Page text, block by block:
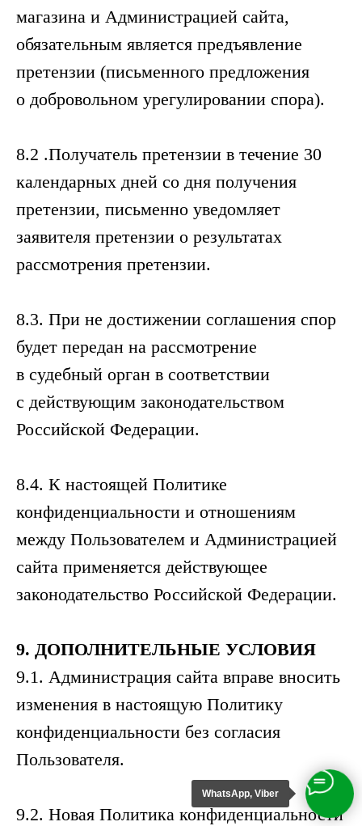
магазина и Администрацией сайта,
обязательным является предъявление
претензии (письменного предложения
о добровольном урегулировании спора).
8.2 .Получатель претензии в течение 30
календарных дней со дня получения
претензии, письменно уведомляет
заявителя претензии о результатах
рассмотрения претензии.
8.3. При не достижении соглашения спор
будет передан на рассмотрение
в судебный орган в соответствии
с действующим законодательством
Российской Федерации.
8.4. К настоящей Политике
конфиденциальности и отношениям
между Пользователем и Администрацией
сайта применяется действующее
законодательство Российской Федерации.
9. ДОПОЛНИТЕЛЬНЫЕ УСЛОВИЯ
9.1. Администрация сайта вправе вносить
изменения в настоящую Политику
конфиденциальности без согласия
Пользователя.
9.2. Новая Политика конфиденциальности
WhatsApp, Viber